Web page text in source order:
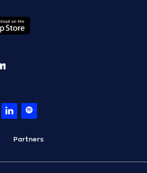
Partners